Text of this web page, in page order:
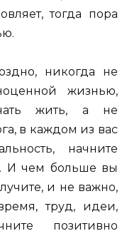
тогда пора
никогда не
жизнью,
жить, а не
в каждом из вас
начните
И чем больше вы
и не важно,
труд, идеи,
позитивно